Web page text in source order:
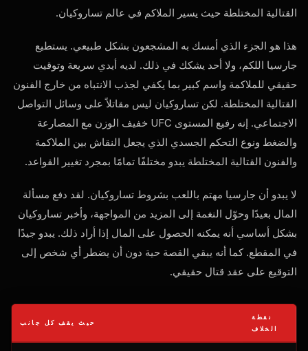
القتالية المختلطة حيث يسير الملاكم في عالم تساروكيان.
هذا هو الجزء الذي أمسك به المشجعون بشكل طبيعي. يستطيع
جارسيا اللكم، ولا أحد يشكك في ذلك. لديه أيدي سريعة وتوقيت
حقيقي للملاكمة واسم كبير بما يكفي لجذب الانتباه من خارج الفنون
القتالية المختلطة. لكن تساروكيان ليس مقاتلاً على وسائل التواصل
الاجتماعي. إنه رفيع المستوى UFC خفيف الوزن مع المصارعة
والضغط ونوع التحكم الجسدي الذي يجعل النقاش بين الملاكمة
والفنون القتالية المختلطة يبدو مختلفًا تمامًا بمجرد تغيير القواعد.
لا يبدو أن جارسيا مهتم باللعب بشروط تساروكيان. لقد دفع مسألة
المال بعيدًا وحوّل النغمة إلى المزيد من المواجهة، وأخبر تساروكيان
بشكل أساسي أنه يمكنه الحصول على المال إذا أراد ذلك. يبدو جيدًا
في المقطع. كما أنه يبقي القصة حية دون أن يضطر أي شخص إلى
التوقيع على عقد قتال حقيقي.
نقطة
الخلاف
حيث يقف كل جانب